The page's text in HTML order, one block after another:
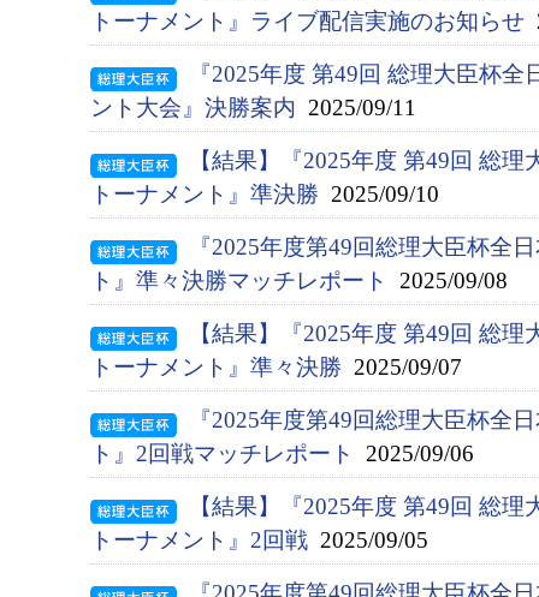
トーナメント』ライブ配信実施のお知らせ
『2025年度 第49回 総理大臣杯
ント大会』決勝案内 2025/09/11
【結果】『2025年度 第49回 総
トーナメント』準決勝 2025/09/10
『2025年度第49回総理大臣杯全
ト』準々決勝マッチレポート
2025/09/08
【結果】『2025年度 第49回 総
トーナメント』準々決勝 2025/09/07
『2025年度第49回総理大臣杯全
ト』2回戦マッチレポート
2025/09/06
【結果】『2025年度 第49回 総
トーナメント』2回戦 2025/09/05